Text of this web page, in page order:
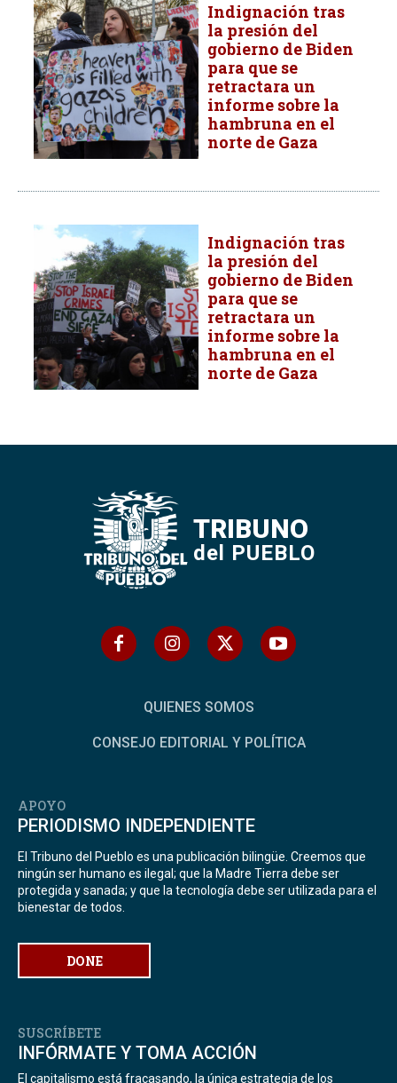
Indignación tras
la presión del
gobierno de Biden
para que se
retractara un
informe sobre la
hambruna en el
norte de Gaza
Indignación tras
la presión del
gobierno de Biden
para que se
retractara un
informe sobre la
hambruna en el
norte de Gaza
TRIBUNO
del PUEBLO
QUIENES SOMOS
CONSEJO EDITORIAL Y POLÍTICA
APOYO
PERIODISMO INDEPENDIENTE
El Tribuno del Pueblo es una publicación bilingüe. Creemos que
ningún ser humano es ilegal; que la Madre Tierra debe ser
protegida y sanada; y que la tecnología debe ser utilizada para el
bienestar de todos.
DONE
SUSCRÍBETE
INFÓRMATE Y TOMA ACCIÓN
El capitalismo está fracasando, la única estrategia de los